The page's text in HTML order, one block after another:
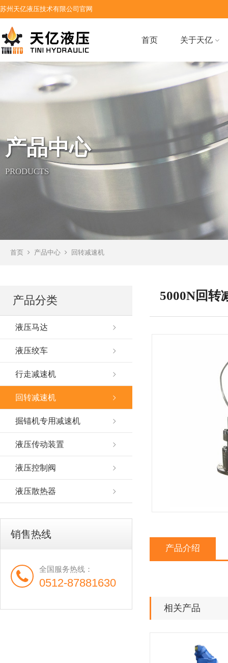
苏州天亿液压技术有限公司官网
首页 关于天亿
产品中心
PRODUCTS
首页 产品中心 回转减速机
产品分类
液压马达
液压绞车
行走减速机
回转减速机
掘锚机专用减速机
液压传动装置
液压控制阀
液压散热器
销售热线
全国服务热线：
0512-87881630
5000N回转
产品介绍
相关产品